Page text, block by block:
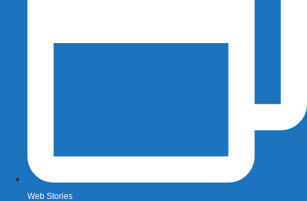
Web Stories